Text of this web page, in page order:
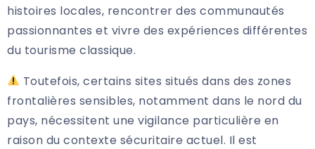
histoires locales, rencontrer des communautés
passionnantes et vivre des expériences différentes
du tourisme classique.
Toutefois, certains sites situés dans des zones
frontalières sensibles, notamment dans le nord du
pays, nécessitent une vigilance particulière en
raison du contexte sécuritaire actuel. Il est